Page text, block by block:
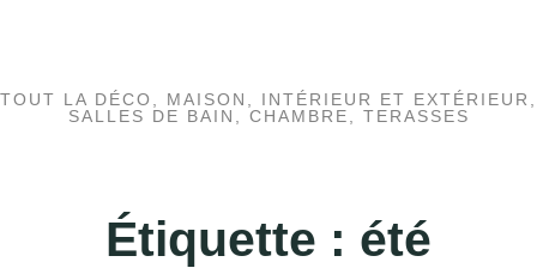
TOUT LA DÉCO, MAISON, INTÉRIEUR ET EXTÉRIEUR,
SALLES DE BAIN, CHAMBRE, TERASSES
Étiquette : été
BRICOLAGE
SALLE DE BAIN